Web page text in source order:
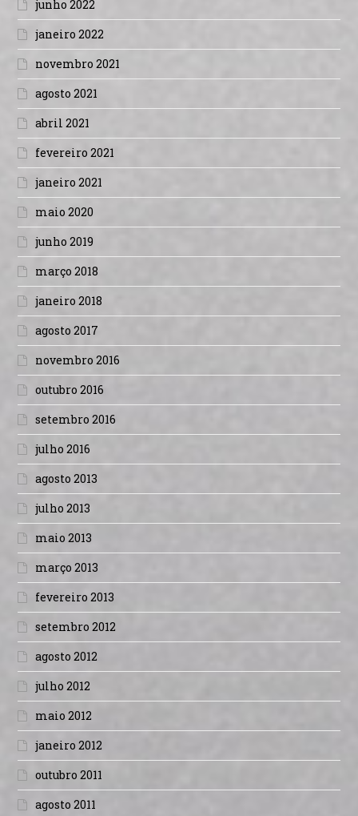
junho 2022
janeiro 2022
novembro 2021
agosto 2021
abril 2021
fevereiro 2021
janeiro 2021
maio 2020
junho 2019
março 2018
janeiro 2018
agosto 2017
novembro 2016
outubro 2016
setembro 2016
julho 2016
agosto 2013
julho 2013
maio 2013
março 2013
fevereiro 2013
setembro 2012
agosto 2012
julho 2012
maio 2012
janeiro 2012
outubro 2011
agosto 2011